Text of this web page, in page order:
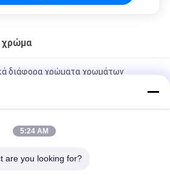
χρώμα
διάφορα χρώματα χρωμάτων
έπιπλα/τα ποδήλατα
ανοξείδωτου που αντιστέκεται
την αποφλοίωση
μετάλλων προαιρετικά
5:24 AM
are you looking for?